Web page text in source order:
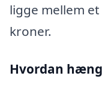
ligge mellem
kroner.
Hvordan